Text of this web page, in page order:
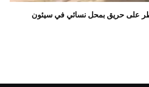
على حريق بمحل نسائي في سيئون